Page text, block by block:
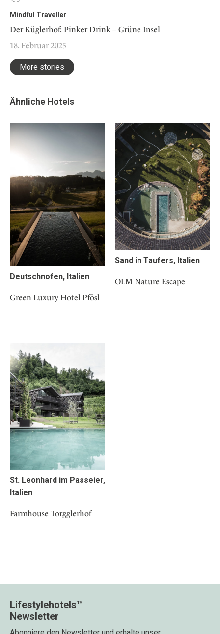
Mindful Traveller
Der Küglerhof: Pinker Drink – Grüne Insel
18. Februar 2025
More stories
Ähnliche Hotels
Deutschnofen, Italien
Green Luxury Hotel Pfösl
Sand in Taufers, Italien
OLM Nature Escape
St. Leonhard im Passeier,
Italien
Farmhouse Torgglerhof
Lifestylehotels™
Newsletter